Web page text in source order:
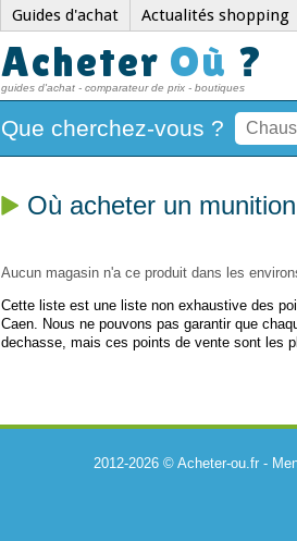
Guides d'achat Actualités shopping
Acheter Où ?
guides d'achat - comparateur de prix - boutiques
Que cherchez-vous ?
Où acheter un
Aucun magasin n'a ce produit dans les
Cette liste est une liste non exhaustive des
Caen. Nous ne pouvons pas garantir que
dechasse, mais ces points de vente sont les
2012-2026 © Acheter-ou.fr -